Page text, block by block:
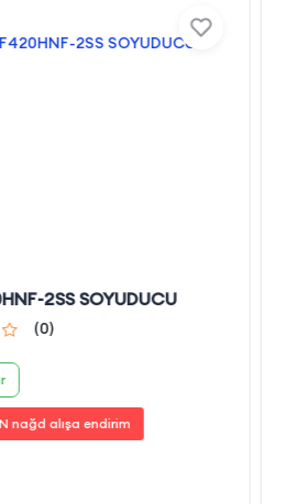
2SS SOYUDUCU
(0)
nağd alışa endirim